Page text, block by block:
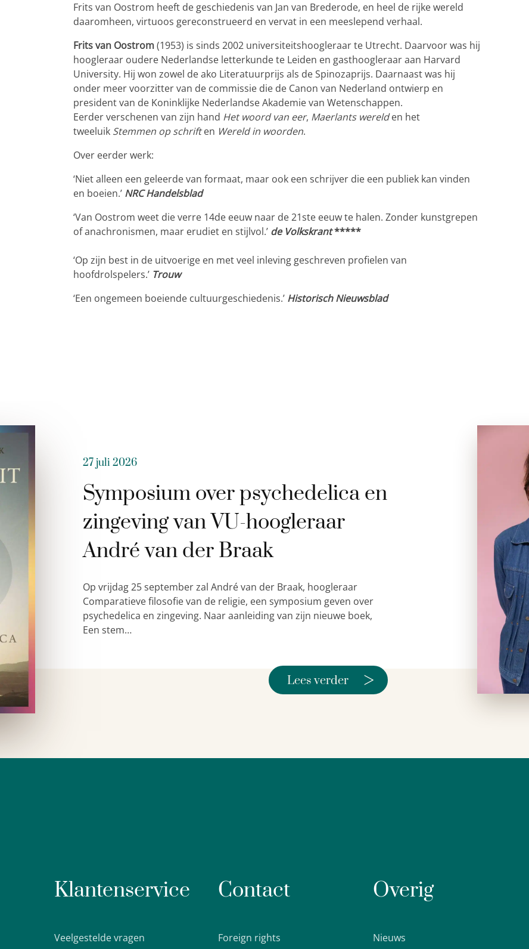
Frits van Oostrom heeft de geschiedenis van Jan van Brederode, en heel de rijke wereld
daaromheen, virtuoos gereconstrueerd en vervat in een meeslepend verhaal.
Frits van Oostrom(1953) is sinds 2002 universiteitshoogleraar te Utrecht. Daarvoor was hij
hoogleraar oudere Nederlandse letterkunde te Leiden en gasthoogleraar aan Harvard
University. Hij won zowel de ako Literatuurprijs als de Spinozaprijs. Daarnaast was hij
onder meer voorzitter van de commissie die de Canon van Nederland ontwierp en
president van de Koninklijke Nederlandse Akademie van Wetenschappen.
Eerder verschenen van zijn hand Het woord van eer, Maerlants werelden het
tweeluik Stemmen op schriften Wereld in woorden.
Over eerder werk:
‘Niet alleen een geleerde van formaat, maar ook een schrijver die een publiek kan vinden
en boeien.’ NRC Handelsblad
‘Van Oostrom weet die verre 14de eeuw naar de 21ste eeuw te halen. Zonder kunstgrepen
of anachronismen, maar erudiet en stijlvol.’ de Volkskrant*****
‘Op zijn best in de uitvoerige en met veel inleving geschreven profielen van
hoofdrolspelers.’ Trouw
‘Een ongemeen boeiende cultuurgeschiedenis.’ Historisch Nieuwsblad
27 juli 2026
Symposium over psychedelica en
zingeving van VU-hoogleraar
André van der Braak
Op vrijdag 25 september zal André van der Braak, hoogleraar
Comparatieve filosofie van de religie, een symposium geven over
psychedelica en zingeving. Naar aanleiding van zijn nieuwe boek,
Een stem…
Lees verder >
Klantenservice
Veelgestelde vragen
Contact
Foreign rights
Overig
Nieuws